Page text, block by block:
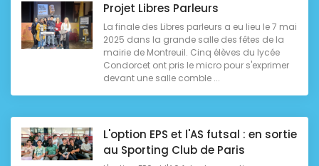
Projet Libres Parleurs
La finale des Libres parleurs a eu lieu le 7 mai
2025 dans la grande salle des fêtes de la
mairie de Montreuil. Cinq élèves du lycée
Condorcet ont pris le micro pour s'exprimer
devant une salle comble ...
L'option EPS et l'AS futsal : en sortie
au Sporting Club de Paris